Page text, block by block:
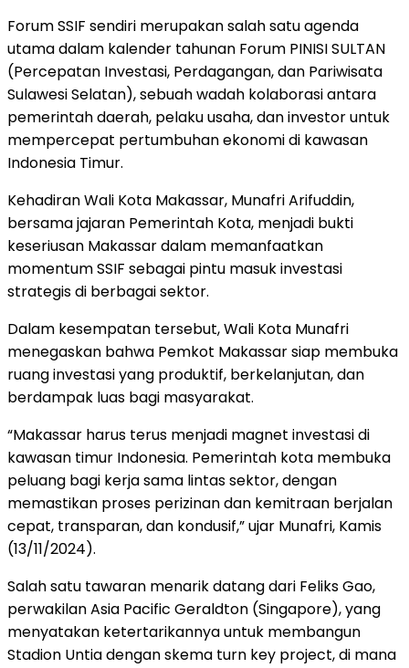
Forum SSIF sendiri merupakan salah satu agenda
utama dalam kalender tahunan Forum PINISI SULTAN
(Percepatan Investasi, Perdagangan, dan Pariwisata
Sulawesi Selatan), sebuah wadah kolaborasi antara
pemerintah daerah, pelaku usaha, dan investor untuk
mempercepat pertumbuhan ekonomi di kawasan
Indonesia Timur.
Kehadiran Wali Kota Makassar, Munafri Arifuddin,
bersama jajaran Pemerintah Kota, menjadi bukti
keseriusan Makassar dalam memanfaatkan
momentum SSIF sebagai pintu masuk investasi
strategis di berbagai sektor.
Dalam kesempatan tersebut, Wali Kota Munafri
menegaskan bahwa Pemkot Makassar siap membuka
ruang investasi yang produktif, berkelanjutan, dan
berdampak luas bagi masyarakat.
“Makassar harus terus menjadi magnet investasi di
kawasan timur Indonesia. Pemerintah kota membuka
peluang bagi kerja sama lintas sektor, dengan
memastikan proses perizinan dan kemitraan berjalan
cepat, transparan, dan kondusif,” ujar Munafri, Kamis
(13/11/2024).
Salah satu tawaran menarik datang dari Feliks Gao,
perwakilan Asia Pacific Geraldton (Singapore), yang
menyatakan ketertarikannya untuk membangun
Stadion Untia dengan skema turn key project, di mana